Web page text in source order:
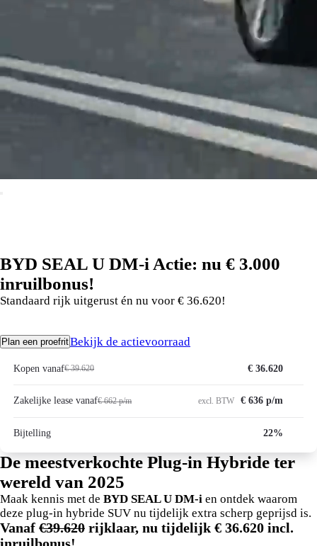
BYD SEAL U DM-i Actie: nu € 3.000
inruilbonus!
Standaard rijk uitgerust én nu voor € 36.620!
Plan een proefritBekijk de actievoorraad
Kopen vanaf€ 39.620 € 36.620
Zakelijke lease vanaf€ 662 p/m excl. BTW € 636 p/m
Bijtelling 22%
De meestverkochte Plug-in Hybride ter
wereld van 2025
Maak kennis met de BYD SEAL U DM-i en ontdek waarom
deze plug-in hybride SUV nu tijdelijk extra scherp geprijsd is.
Vanaf €39.620 rijklaar, nu tijdelijk € 36.620 incl.